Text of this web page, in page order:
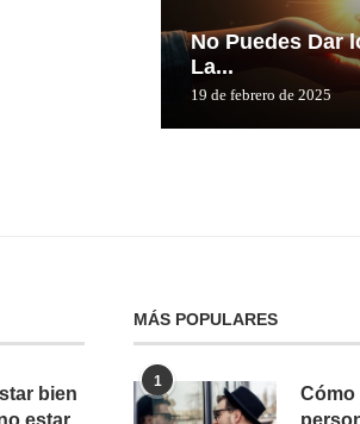
No Puedes Dar
La...
19 de febrero de 2025
bien
estar
MÁS POPULARES
1
Cómo